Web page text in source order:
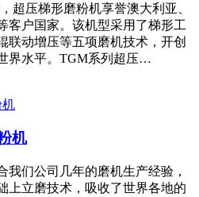
超压梯形磨粉机享誉澳大利亚、
客户国家。该机型采用了梯形工
联动增压等五项磨机技术，开创
界水平。TGM系列超压…
机
我们公司几年的磨机生产经验，
上立磨技术，吸收了世界各地的